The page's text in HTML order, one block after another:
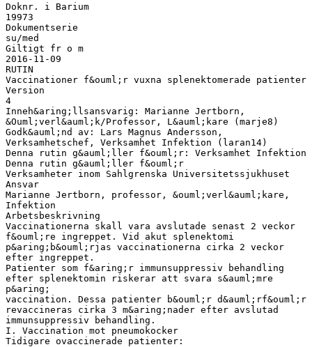
Doknr. i Barium
19973
Dokumentserie
su/med
Giltigt fr o m
2016-11-09
RUTIN
Vaccinationer f&ouml;r vuxna splenektomerade patienter
Version
4
Inneh&aring;llsansvarig: Marianne Jertborn,
&Ouml;verl&auml;k/Professor, L&auml;kare (marje8)
Godk&auml;nd av: Lars Magnus Andersson,
Verksamhetschef, Verksamhet Infektion (laran14)
Denna rutin g&auml;ller f&ouml;r: Verksamhet Infektion
Denna rutin g&auml;ller f&ouml;r
Verksamheter inom Sahlgrenska Universitetssjukhuset
Ansvar
Marianne Jertborn, professor, &ouml;verl&auml;kare,
Infektion
Arbetsbeskrivning
Vaccinationerna skall vara avslutade senast 2 veckor
f&ouml;re ingreppet. Vid akut splenektomi
p&aring;b&ouml;rjas vaccinationerna cirka 2 veckor
efter ingreppet.
Patienter som f&aring;r immunsuppressiv behandling
efter splenektomin riskerar att svara s&auml;mre
p&aring;
vaccination. Dessa patienter b&ouml;r d&auml;rf&ouml;r
revaccineras cirka 3 m&aring;nader efter avslutad
immunsuppressiv behandling.
I. Vaccination mot pneumokocker
Tidigare ovaccinerade patienter: